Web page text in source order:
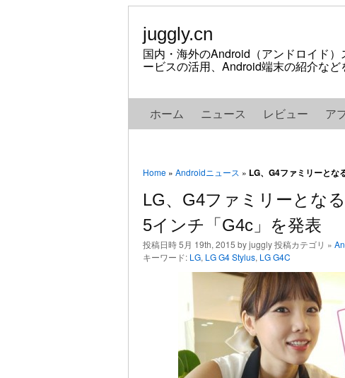
juggly.cn
国内・海外のAndroid（アンドロイド
ービスの活用、Android端末の紹介など
ホーム ニュース レビュー ア
Home » Androidニュース » LG、G4ファミリーとな
LG、G4ファミリーとな
5インチ「G4c」を発表
投稿日時 5月 19th, 2015 by juggly 投稿カテゴリ »
キーワード: LG, LG G4 Stylus, LG G4C